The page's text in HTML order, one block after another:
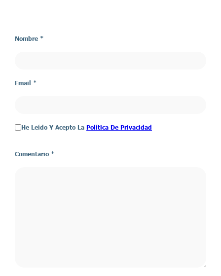
Nombre *
Email *
He Leído Y Acepto La Política De Privacidad
Comentario *